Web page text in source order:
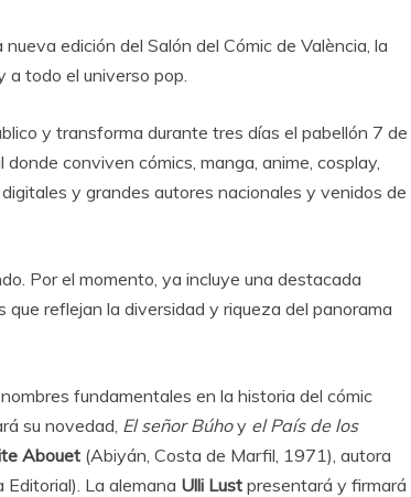
nueva edición del Salón del Cómic de València, la
todo el universo pop.
y transforma durante tres días el pabellón 7 de
conviven cómics, manga, anime, cosplay,
y grandes autores nacionales y venidos de
Por el momento, ya incluye una destacada
reflejan la diversidad y riqueza del panorama
fundamentales en la historia del cómic
su novedad, El señor Búhoy el País de los
Abouet (Abiyán, Costa de Marfil, 1971), autora
La alemana Ulli Lust presentará y firmará